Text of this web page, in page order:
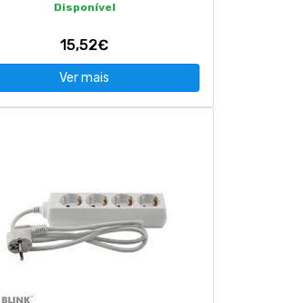
Disponível
15,52€
Ver mais